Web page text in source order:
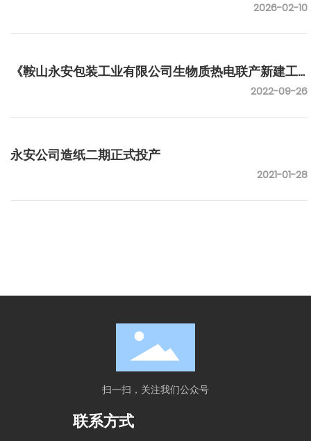
2026-02-10
《鞍山永安包装工业有限公司生物质热电联产新建工
2022-09-26
永安公司造纸二期正式投产
2021-01-28
扫一扫，关注我们公众号
联系方式